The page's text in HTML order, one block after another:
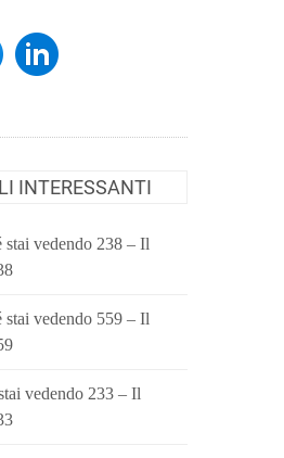
INTERESSANTI
stai vedendo 238 – Il
stai vedendo 559 – Il
vedendo 233 – Il